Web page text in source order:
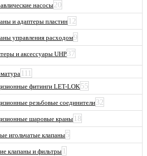
насосы20
и адаптеры пластин 12
управления расходом9
и аксессуары UHP37
111
фитинги LET-LOK55
резьбовые соединители32
шаровые краны 18
игольчатые клапаны5
клапаны и фильтры 1